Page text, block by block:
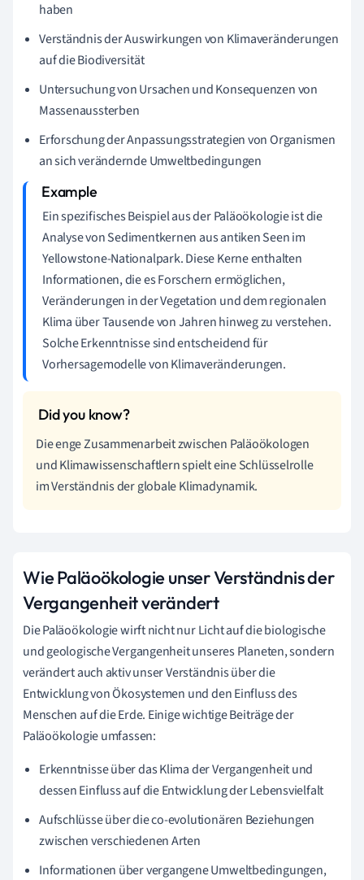
haben
Verständnis der Auswirkungen von Klimaveränderungen
auf die Biodiversität
Untersuchung von Ursachen und Konsequenzen von
Massenaussterben
Erforschung der Anpassungsstrategien von Organismen
an sich verändernde Umweltbedingungen
Ein spezifisches Beispiel aus der Paläoökologie ist die
Analyse von Sedimentkernen aus antiken Seen im
Yellowstone-Nationalpark. Diese Kerne enthalten
Informationen, die es Forschern ermöglichen,
Veränderungen in der Vegetation und dem regionalen
Klima über Tausende von Jahren hinweg zu verstehen.
Solche Erkenntnisse sind entscheidend für
Vorhersagemodelle von Klimaveränderungen.
Die enge Zusammenarbeit zwischen Paläoökologen
und Klimawissenschaftlern spielt eine Schlüsselrolle
im Verständnis der globale Klimadynamik.
Wie Paläoökologie unser Verständnis der
Vergangenheit verändert
Die Paläoökologie wirft nicht nur Licht auf die biologische
und geologische Vergangenheit unseres Planeten, sondern
verändert auch aktiv unser Verständnis über die
Entwicklung von Ökosystemen und den Einfluss des
Menschen auf die Erde. Einige wichtige Beiträge der
Paläoökologie umfassen:
Erkenntnisse über das Klima der Vergangenheit und
dessen Einfluss auf die Entwicklung der Lebensvielfalt
Aufschlüsse über die co-evolutionären Beziehungen
zwischen verschiedenen Arten
Informationen über vergangene Umweltbedingungen,